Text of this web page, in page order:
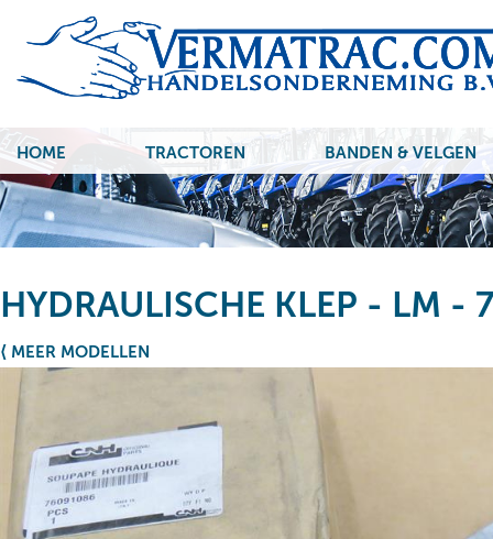
HOME TRACTOREN BANDEN & VELGEN
HYDRAULISCHE KLEP - LM -
⟨ MEER MODELLEN